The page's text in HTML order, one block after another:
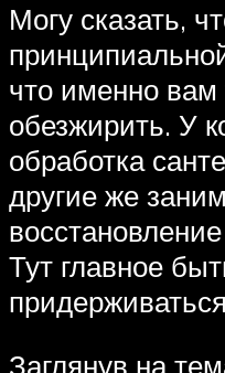
Могу сказать,
что именно вам
обезжирить. У
обработка
другие же
Тут главное
Заглянув на